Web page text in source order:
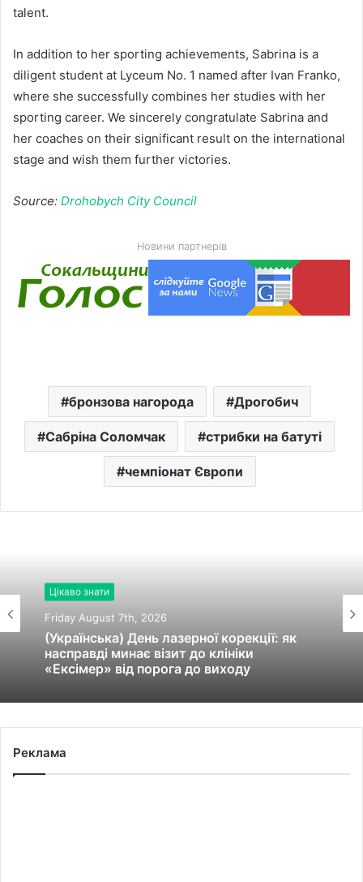
talent.
In addition to her sporting achievements, Sabrina is a
diligent student at Lyceum No. 1 named after Ivan Franko,
where she successfully combines her studies with her
sporting career. We sincerely congratulate Sabrina and
her coaches on their significant result on the international
stage and wish them further victories.
Source: Drohobych City Council
Новини партнерів
бронзова нагорода Дрогобич
Сабріна Соломчак стрибки на батуті
чемпіонат Європи
Цікаво знати
Friday August 7th, 2026
(Українська) День лазерної корекції: як
насправді минає візит до клініки
«Ексімер» від порога до виходу
Реклама